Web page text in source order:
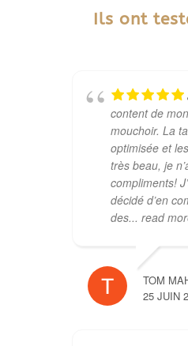
Ils ont
content de
mouchoir. La
optimisée et
très beau, je
compliments!
décidé d’en
des... read
TOM
25 JUIN